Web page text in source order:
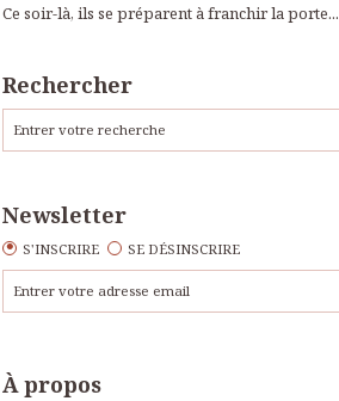
Ce soir-là, ils se préparent à franchir la porte...
Rechercher
Newsletter
S'INSCRIRE SE DÉSINSCRIRE
À propos